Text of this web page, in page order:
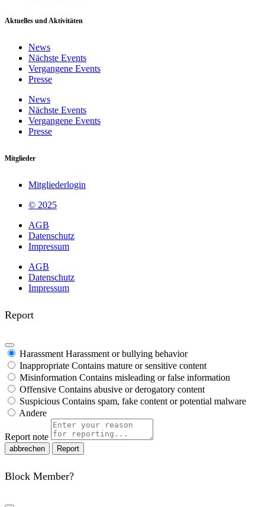
Aktuelles und Aktivitäten
News
Nächste Events
Vergangene Events
Presse
News
Nächste Events
Vergangene Events
Presse
Mitglieder
Mitgliederlogin
© 2025
AGB
Datenschutz
Impressum
AGB
Datenschutz
Impressum
Report
Harassment Harassment or bullying behavior
Inappropriate Contains mature or sensitive content
Misinformation Contains misleading or false information
Offensive Contains abusive or derogatory content
Suspicious Contains spam, fake content or potential malware
Andere
Report note
Report
Block Member?